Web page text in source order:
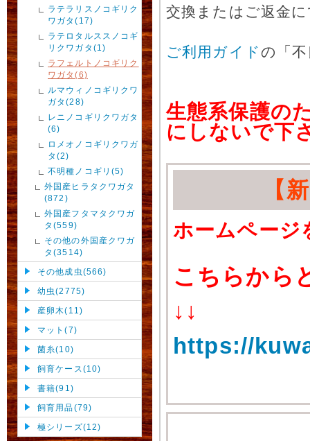
ラテラリスノコギリク
ワガタ(17)
ラテロタルススノコギ
リクワガタ(1)
ラフェルトノコギリク
ワガタ(6)
ルマウィノコギリクワ
ガタ(28)
レニノコギリクワガタ
(6)
ロメオノコギリクワガ
タ(2)
不明種ノコギリ(5)
外国産ヒラタクワガタ
(872)
外国産フタマタクワガ
タ(559)
その他の外国産クワガ
タ(3514)
その他成虫(566)
幼虫(2775)
産卵木(11)
マット(7)
菌糸(10)
飼育ケース(10)
書籍(91)
飼育用品(79)
極シリーズ(12)
交換またはご返金
ご利用ガイドの「
生態系保護の
にしないで下
【
ホームページ
こちらから
↓↓
https://